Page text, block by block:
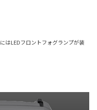
はLEDフロントフォグランプが装